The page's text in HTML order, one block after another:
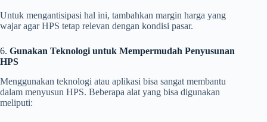
Untuk mengantisipasi hal ini, tambahkan margin harga yang
wajar agar HPS tetap relevan dengan kondisi pasar.
6. Gunakan Teknologi untuk Mempermudah Penyusunan
HPS
Menggunakan teknologi atau aplikasi bisa sangat membantu
dalam menyusun HPS. Beberapa alat yang bisa digunakan
meliputi: